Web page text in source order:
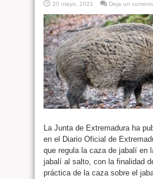
20 mayo, 2021 Deja un
La Junta de Extremadura ha
en el Diario Oficial de
que regula la caza de jabalí en
jabalí al salto, con la finalidad
práctica de la caza sobre el